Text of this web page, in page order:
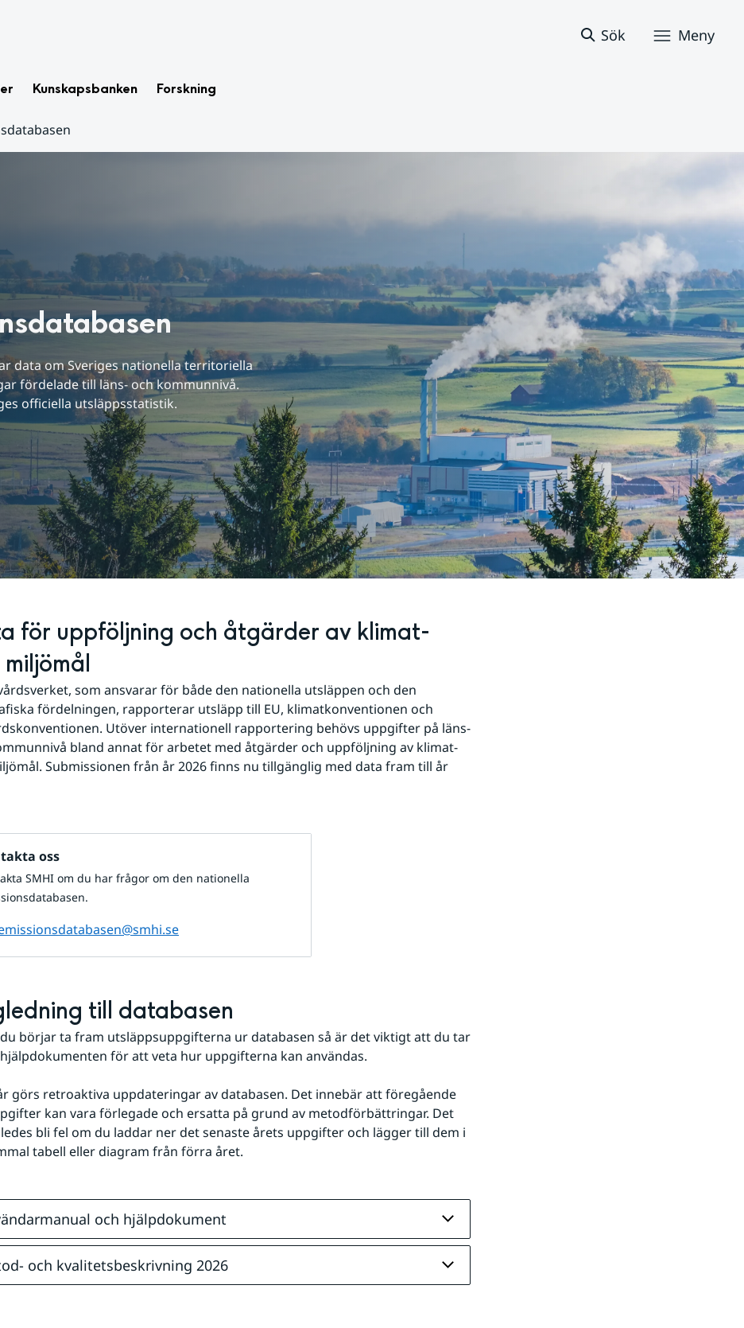
Sök Meny
Kunskapsbanken Forskning
data om Sveriges nationella territoriella
fördelade till läns- och kommunnivå.
officiella utsläppsstatistik.
för uppföljning och åtgärder av klimat-
som ansvarar för både den nationella utsläppen och den
fördelningen, rapporterar utsläpp till EU, klimatkonventionen och
Utöver internationell rapportering behövs uppgifter på läns-
bland annat för arbetet med åtgärder och uppföljning av klimat-
Submissionen från år 2026 finns nu tillgänglig med data fram till år
oss
SMHI om du har frågor om den nationella
till databasen
börjar ta fram utsläppsuppgifterna ur databasen så är det viktigt att du tar
för att veta hur uppgifterna kan användas.
görs retroaktiva uppdateringar av databasen. Det innebär att föregående
kan vara förlegade och ersatta på grund av metodförbättringar. Det
bli fel om du laddar ner det senaste årets uppgifter och lägger till dem i
tabell eller diagram från förra året.
och hjälpdokument
och kvalitetsbeskrivning 2026